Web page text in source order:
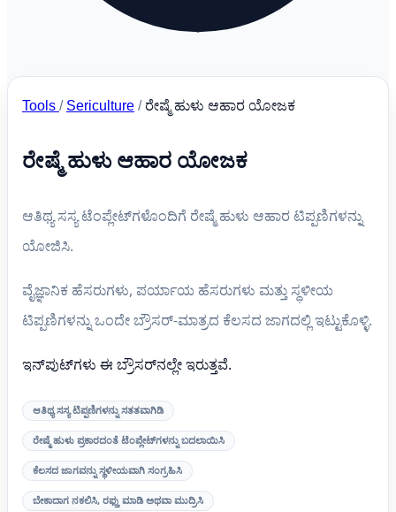
Tools/Sericulture/ರೇಷ್ಮೆ ಹುಳು ಆಹಾರ ಯೋಜಕ
ರೇಷ್ಮೆ ಹುಳು ಆಹಾರ ಯೋಜಕ
ಆತಿಥ್ಯ ಸಸ್ಯ ಟೆಂಪ್ಲೇಟ್‌ಗಳೊಂದಿಗೆ ರೇಷ್ಮೆ ಹುಳು ಆಹಾರ ಟಿಪ್ಪಣಿಗಳನ್ನು
ಯೋಜಿಸಿ.
ವೈಜ್ಞಾನಿಕ ಹೆಸರುಗಳು, ಪರ್ಯಾಯ ಹೆಸರುಗಳು ಮತ್ತು ಸ್ಥಳೀಯ
ಟಿಪ್ಪಣಿಗಳನ್ನು ಒಂದೇ ಬ್ರೌಸರ್-ಮಾತ್ರದ ಕೆಲಸದ ಜಾಗದಲ್ಲಿ ಇಟ್ಟುಕೊಳ್ಳಿ.
ಇನ್‌ಪುಟ್‌ಗಳು ಈ ಬ್ರೌಸರ್‌ನಲ್ಲೇ ಇರುತ್ತವೆ.
ಆತಿಥ್ಯ ಸಸ್ಯ ಟಿಪ್ಪಣಿಗಳನ್ನು ಸತತವಾಗಿಡಿ
ರೇಷ್ಮೆ ಹುಳು ಪ್ರಕಾರದಂತೆ ಟೆಂಪ್ಲೇಟ್‌ಗಳನ್ನು ಬದಲಾಯಿಸಿ
ಕೆಲಸದ ಜಾಗವನ್ನು ಸ್ಥಳೀಯವಾಗಿ ಸಂಗ್ರಹಿಸಿ
ಬೇಕಾದಾಗ ನಕಲಿಸಿ, ರಫ್ತು ಮಾಡಿ ಅಥವಾ ಮುದ್ರಿಸಿ